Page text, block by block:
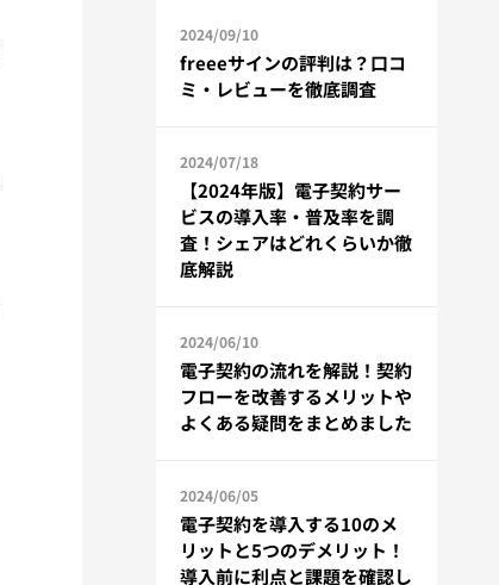
2024/09/10
freeeサインの評判は？口コ
ミ・レビューを徹底調査
2024/07/18
【2024年版】電子契約サー
ビスの導入率・普及率を調
査！シェアはどれくらいか徹
底解説
2024/06/10
電子契約の流れを解説！契約
フローを改善するメリットや
よくある疑問をまとめました
2024/06/05
電子契約を導入する10のメ
リットと5つのデメリット！
導入前に利点と課題を確認し